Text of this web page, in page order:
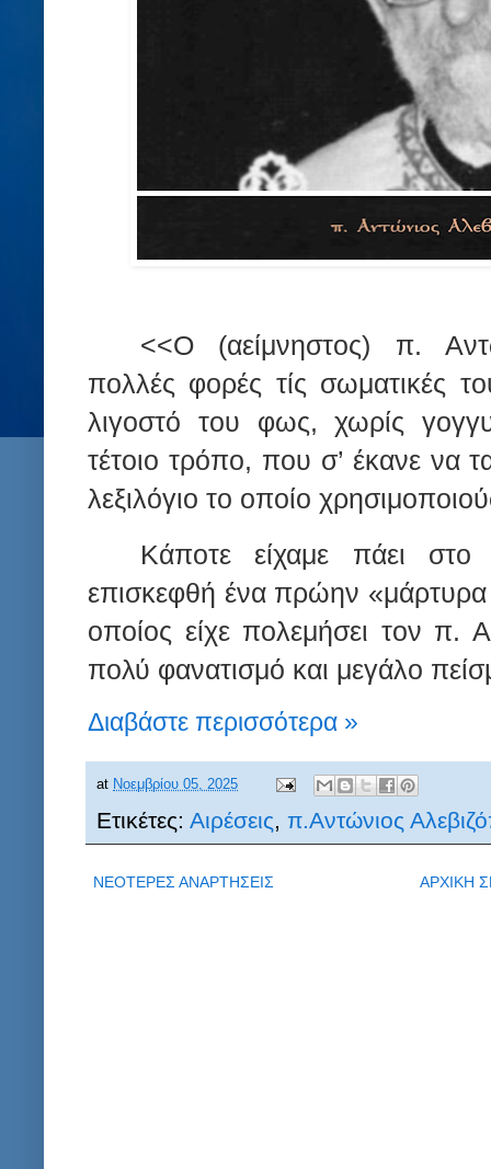
<<Ο (αείμνηστος) π.
πολλές φορές τίς σωματικές
λιγοστό του φως, χωρίς
τέτοιο τρόπο, που σ’ έκανε να
λεξιλόγιο το οποίο
Κάποτε είχαμε πάει
επισκεφθή ένα πρώην
οποίος είχε πολεμήσει τον π.
πολύ φανατισμό και μεγάλο
Διαβάστε περισσότερα »
at Νοεμβρίου 05, 2025
Ετικέτες: Αιρέσεις π.Αντώνιος
ΝΕΟΤΕΡΕΣ ΑΝΑΡΤΗΣΕΙΣ ΑΡΧΙΚΗ